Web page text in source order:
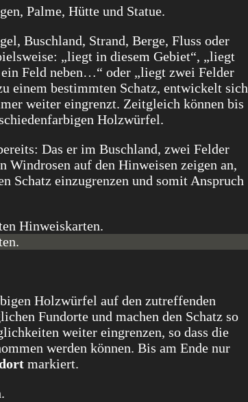
Buschland, Strand, Berge, Fluss oder
„liegt in diesem Gebiet“, „liegt
Feld neben…“ oder „liegt zwei Felder
einem bestimmten Schatz, entwickelt sich
weiter eingrenzt. Zeitgleich können bis
Holzwürfel.
Das er im Buschland, zwei Felder
Windrosen auf den Hinweisen zeigen an,
Schatz einzugrenzen und somit Anspruch
Holzwürfel auf den zutreffenden
Fundorte und machen den Schatz so
weiter eingrenzen, so dass die
werden können. Bis am Ende nur
markiert.